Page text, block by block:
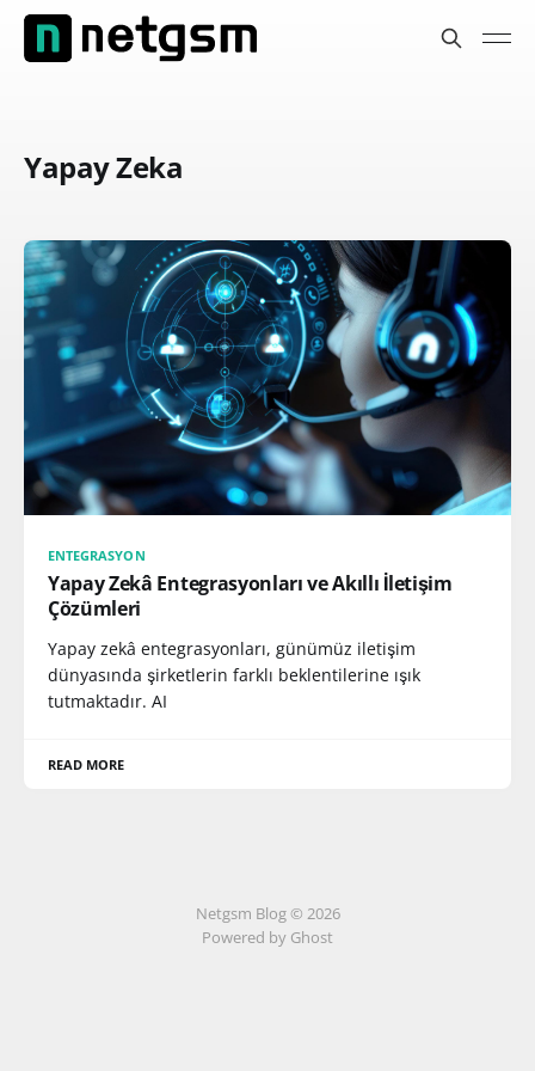
Yapay Zeka
ENTEGRASYON
Yapay Zekâ Entegrasyonları ve Akıllı İletişim
Çözümleri
Yapay zekâ entegrasyonları, günümüz iletişim
dünyasında şirketlerin farklı beklentilerine ışık
tutmaktadır. AI
READ MORE
Netgsm Blog © 2026
Powered by Ghost